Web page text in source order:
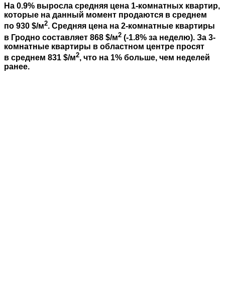
На 0.9% выросла средняя цена 1-комнатных квартир,
которые на данный момент продаются в среднем
по 930 $/м2. Средняя цена на 2-комнатные квартиры
в Гродно составляет 868 $/м2 (-1.8% за неделю). За 3-
комнатные квартиры в областном центре просят
в среднем 831 $/м2, что на 1% больше, чем неделей
ранее.